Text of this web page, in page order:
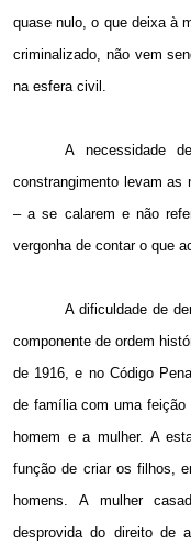
quase nulo, o que deixa à
criminalizado, não vem
na esfera civil.
A necessidade
constrangimento levam
– a se calarem e não
vergonha de contar o que
A dificuldade de
componente de ordem
de 1916, e no Código
de família com uma feição
homem e a mulher. A
função de criar os filhos,
homens. A mulher
desprovida do direito de